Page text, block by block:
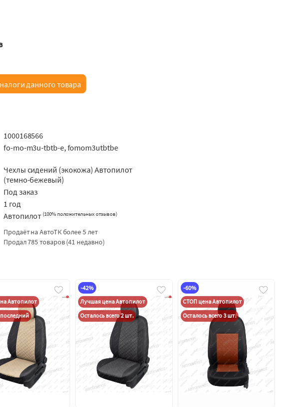
данного товара
1000168566
fo-mo-m3u-tbtb-e, fomom3utbtbe
Чехлы сидений (экокожа) Автопилот
(темно-бежевый)
Под заказ
1 год
Автопилот (100% положительных отзывов)
Продаёт на АвтоТК более 5 лет
Продал 785 товаров (41 недавно)
Автопилот
-42%
Лучшая цена Автопилот
Осталось всего 2 шт.
-60%
СТОП цена Автопилот
Осталось всего 3 шт.